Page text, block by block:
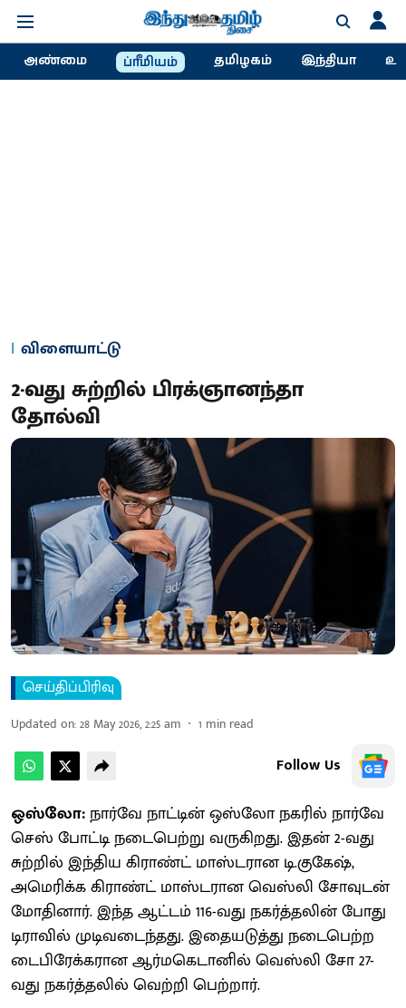
அண்மை ப்ரீமியம் தமிழகம் இந்தியா
விளையாட்டு
2-வது சுற்​றில் பிரக்ஞானந்தா
தோல்வி
செய்திப்பிரிவு
Updated on:28 May 2026, 2:25 am 1 min read
Follow Us
ஒஸ்லோ:நார்வே நாட்​டின் ஒஸ்லோ நகரில் நார்வே
செஸ் போட்டி நடை​பெற்று வரு​கிறது. இதன் 2-வது
சுற்​றில் இந்​திய கிராண்ட் மாஸ்​ட​ரான டி.குகேஷ்,
அமெரிக்க கிராண்ட் மாஸ்டரான வெஸ்லி சோவுடன்
மோதி​னார். இந்த ஆட்​டம் 116-வது நகர்த்​தலின் போது
டிரா​வில் முடிவடைந்​தது. இதையடுத்து நடைபெற்ற
டைபிரேக்​க​ரான ஆர்​மகெ​டானில் வெஸ்லி சோ 27-
வது நகர்த்​தலில் வெற்றி பெற்​றார்.